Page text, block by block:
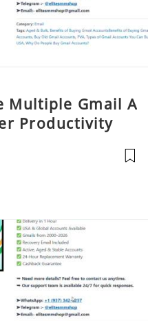
Multiple Gmail A
Productivity